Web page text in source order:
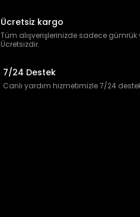
Ücretsiz kargo
Tüm alışverişlerinizde sadece
Ücretsizdir.
7/24 Destek
Canlı yardım hizmetimizle 7/24